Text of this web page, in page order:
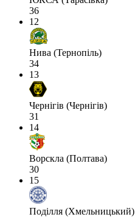
36
12
Нива (Тернопіль)
34
13
Чернігів (Чернігів)
31
14
Ворскла (Полтава)
30
15
Поділля (Хмельницький)